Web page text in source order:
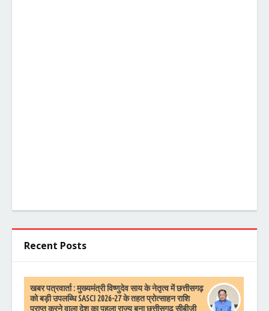
Recent Posts
खबर पत्रवार्ता : मुख्यमंत्री विष्णुदेव साय के नेतृत्व में छत्तीसगढ़
को बड़ी उपलब्धि SASCI 2026-27 के तहत प्रोत्साहन राशि
प्राप्त करने वाला देश का पहला राज्य बना छत्तीसगढ़ सीबीजी